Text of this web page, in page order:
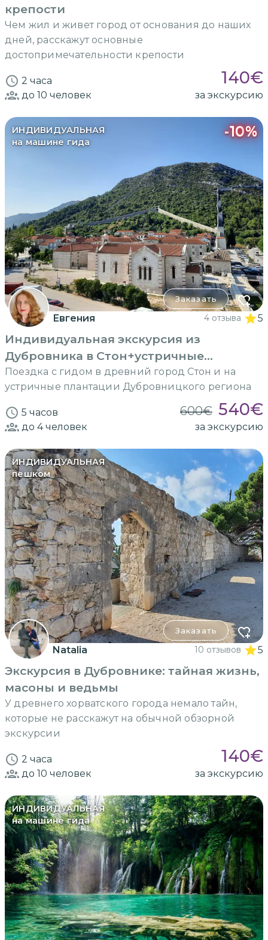
крепости
Чем жил и живет город от основания до наших
дней, расскажут основные
достопримечательности крепости
2 часа 140€
до 10 человек за экскурсию
ИНДИВИДУАЛЬНАЯ
на машине гида
-10%
Заказать
Евгения 4 отзыва 5
Индивидуальная экскурсия из
Дубровника в Стон+устричные
плантации
Поездка с гидом в древний город Стон и на
устричные плантации Дубровницкого региона
5 часов 600€ 540€
до 4человек за экскурсию
ИНДИВИДУАЛЬНАЯ
пешком
Заказать
Natalia 10 отзывов 5
Экскурсия в Дубровнике: тайная жизнь,
масоны и ведьмы
У древнего хорватского города немало тайн,
которые не расскажут на обычной обзорной
экскурсии
2 часа 140€
до 10 человек за экскурсию
ИНДИВИДУАЛЬНАЯ
на машине гида